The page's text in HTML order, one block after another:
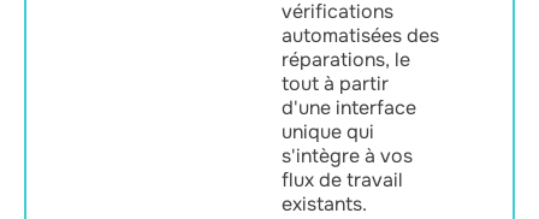
vérifications
automatisées des
réparations, le
tout à partir
d'une interface
unique qui
s'intègre à vos
flux de travail
existants.